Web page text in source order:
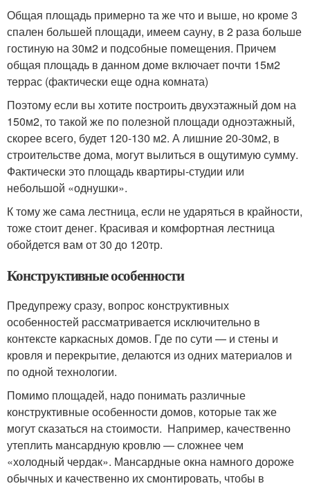
Общая площадь примерно та же что и выше, но кроме 3
спален большей площади, имеем сауну, в 2 раза больше
гостиную на 30м2 и подсобные помещения. Причем
общая площадь в данном доме включает почти 15м2
террас (фактически еще одна комната)
Поэтому если вы хотите построить двухэтажный дом на
150м2, то такой же по полезной площади одноэтажный,
скорее всего, будет 120-130 м2. А лишние 20-30м2, в
строительстве дома, могут вылиться в ощутимую сумму.
Фактически это площадь квартиры-студии или
небольшой «однушки».
К тому же сама лестница, если не ударяться в крайности,
тоже стоит денег. Красивая и комфортная лестница
обойдется вам от 30 до 120тр.
Конструктивные особенности
Предупрежу сразу, вопрос конструктивных
особенностей рассматривается исключительно в
контексте каркасных домов. Где по сути — и стены и
кровля и перекрытие, делаются из одних материалов и
по одной технологии.
Помимо площадей, надо понимать различные
конструктивные особенности домов, которые так же
могут сказаться на стоимости. Например, качественно
утеплить мансардную кровлю — сложнее чем
«холодный чердак». Мансардные окна намного дороже
обычных и качественно их смонтировать, чтобы в